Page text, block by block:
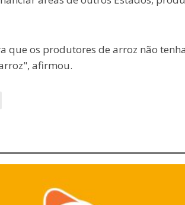
que os produtores de arroz não
afirmou.